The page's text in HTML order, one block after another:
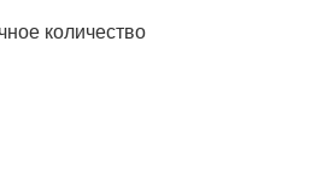
количество